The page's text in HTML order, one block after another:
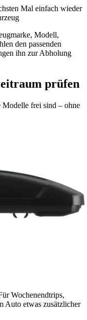
Mal einfach wieder
Modell,
den passenden
ihn zur Abholung
prüfen
Modelle frei sind – ohne
Wochenendtrips,
Auto etwas zusätzlicher